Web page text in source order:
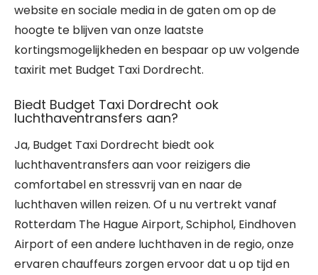
website en sociale media in de gaten om op de
hoogte te blijven van onze laatste
kortingsmogelijkheden en bespaar op uw volgende
taxirit met Budget Taxi Dordrecht.
Biedt Budget Taxi Dordrecht ook
luchthaventransfers aan?
Ja, Budget Taxi Dordrecht biedt ook
luchthaventransfers aan voor reizigers die
comfortabel en stressvrij van en naar de
luchthaven willen reizen. Of u nu vertrekt vanaf
Rotterdam The Hague Airport, Schiphol, Eindhoven
Airport of een andere luchthaven in de regio, onze
ervaren chauffeurs zorgen ervoor dat u op tijd en